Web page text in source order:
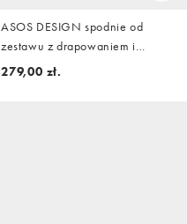
ASOS DESIGN spodnie od
zestawu z drapowaniem i
objętością w kolorze khaki
279,00 zł.